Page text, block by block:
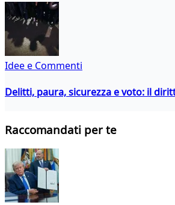
Idee e Commenti
Delitti, paura, sicurezza e voto: il
Raccomandati per te